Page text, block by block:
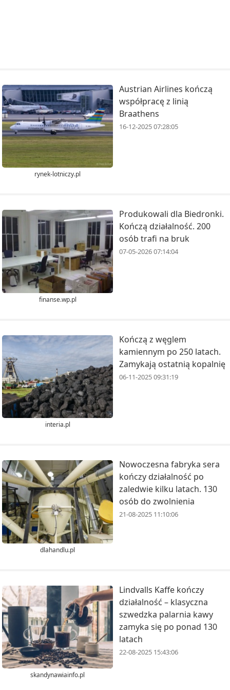
rynek-lotniczy.pl
Austrian Airlines kończą
współpracę z linią
Braathens
16-12-2025 07:28:05
finanse.wp.pl
Produkowali dla Biedronki.
Kończą działalność. 200
osób trafi na bruk
07-05-2026 07:14:04
interia.pl
Kończą z węglem
kamiennym po 250 latach.
Zamykają ostatnią kopalnię
06-11-2025 09:31:19
dlahandlu.pl
Nowoczesna fabryka sera
kończy działalność po
zaledwie kilku latach. 130
osób do zwolnienia
21-08-2025 11:10:06
skandynawiainfo.pl
Lindvalls Kaffe kończy
działalność – klasyczna
szwedzka palarnia kawy
zamyka się po ponad 130
latach
22-08-2025 15:43:06